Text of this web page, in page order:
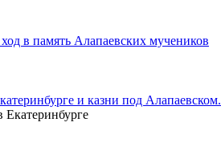
в память Алапаевских мучеников
и казни под Алапаевском.
Екатеринбурге